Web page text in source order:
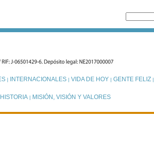
| INTERNACIONALES| VIDA DE HOY | GENTE FELIZ|
HISTORIA | MISIÓN, VISIÓN Y VALORES